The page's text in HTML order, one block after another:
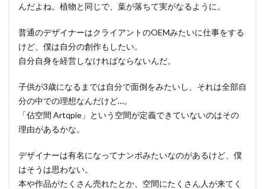
んだよね。植物と同じで、葉が落ちて実がなるように。
普通のデザイナーはクライアントのOEMみたいに仕事をする
けど、僕は自分の創作もしたい。
自分自身を経営しなければならないんだ。
子供が3歳になるまでは自分で面倒をみたいし、それは全部自
分の中での理想なんだけど…。
「佔空間 Artqpie」という空間が定義できていないのはその
理由があるかな。
デザイナーは有名になってナンボみたいなのがあるけど、僕
はそうは思わない。
本や作品がたくさん売れたとか、空間にたくさん人が来てく